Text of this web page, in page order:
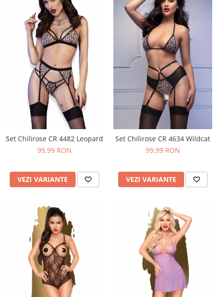
Set Chilirose CR 4482 Leopard
99,99 RON
VEZI VARIANTE
Set Chilirose CR 4634 Wildcat
99,99 RON
VEZI VARIANTE